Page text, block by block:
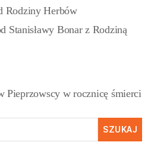
Rodziny Herbów
Stanisławy Bonar z Rodziną
Pieprzowscy w rocznicę śmierci